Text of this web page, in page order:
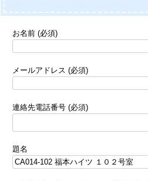
お名前 (必須)
メールアドレス (必須)
連絡先電話番号 (必須)
題名